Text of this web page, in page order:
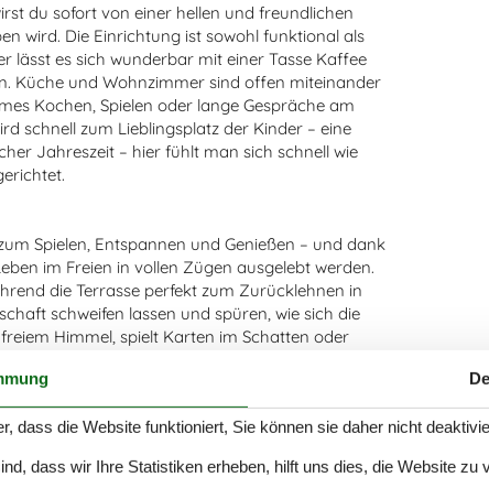
du sofort von einer hellen und freundlichen
wird. Die Einrichtung ist sowohl funktional als
es sich wunderbar mit einer Tasse Kaffee
Küche und Wohnzimmer sind offen miteinander
Kochen, Spielen oder lange Gespräche am
schnell zum Lieblingsplatz der Kinder – eine
Jahreszeit – hier fühlt man sich schnell wie
Spielen, Entspannen und Genießen – und dank
im Freien in vollen Zügen ausgelebt werden.
die Terrasse perfekt zum Zurücklehnen in
schweifen lassen und spüren, wie sich die
Himmel, spielt Karten im Schatten oder
Der kurze Weg zum Strand lädt zu spontanen
am Wasser oder das Bauen von Sandburgen
glitzert.
dass die Website funktioniert, Sie können sie daher nicht
dass wir Ihre Statistiken erheben, hilft uns dies, die Website zu